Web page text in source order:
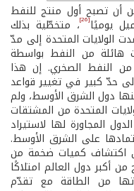
أن تصبح أول منتج للنفط
[26] ، متخطّية بذلك
الولايات المتحدة إلى مدّ
من النفط بواسطة
من النفط الصخري. إن هذا
حدّ كبير في تغيير قواعد
دول الشرق الأوسط، ولم
المتحدة من المشتقات
المجاورة لها لاستيراد
على الشرق الأوسط.
من اكتشاف كميات ضخمة من
أكبر دول العالم امتلاكًا
من الطاقة مع تقدّم